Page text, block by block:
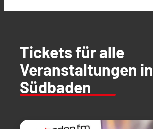
Tickets für alle
Veranstaltungen in
Südbaden